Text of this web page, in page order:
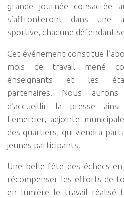
grande journée consacrée
s’affronteront dans une
sportive, chacune défendant
Cet événement constitue
mois de travail mené
enseignants et les
partenaires. Nous
d’accueillir la presse
Lemercier, adjointe
des quartiers, qui viendra
jeunes participants.
Une belle fête des échecs
récompenser les efforts de
en lumière le travail réalisé